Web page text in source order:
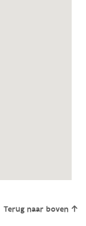
Terug naar boven